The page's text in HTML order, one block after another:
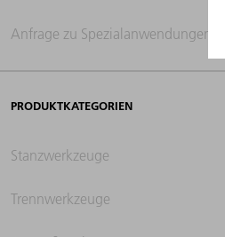
Anfrage zu Spezialanwendungen
PRODUKTKATEGORIEN
Stanzwerkzeuge
Trennwerkzeuge